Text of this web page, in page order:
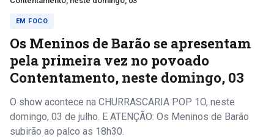
EM FOCO
Os Meninos de Barão se apresentam
pela primeira vez no povoado
Contentamento, neste domingo, 03
O show acontece na CHURRASCARIA POP 1O, neste
domingo, 03 de julho. E ATENÇÃO: Os Meninos de Barão
subirão ao palco as 18h30.